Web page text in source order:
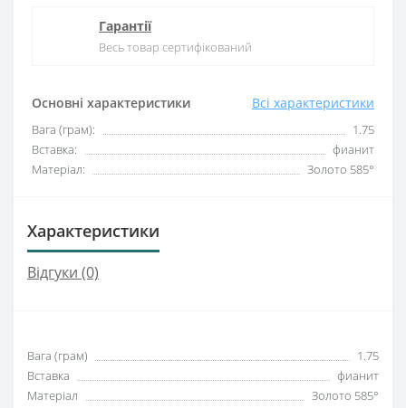
Основні характеристики Всі характеристики
Вага (грам):
1.75
Вставка:
фианит
Матеріал:
Золото 585°
Гарантії
Весь товар сертифікований
Характеристики
Відгуки (0)
Вага (грам)
1.75
Вставка
фианит
Матеріал
Золото 585°